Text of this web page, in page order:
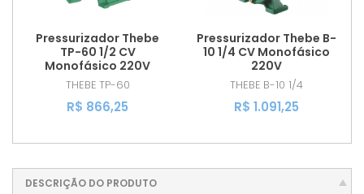
Pressurizador Thebe
TP-60 1/2 CV
Monofásico 220V
THEBE TP-60
R$ 866,25
Pressurizador Thebe B-
10 1/4 CV Monofásico
220V
THEBE B-10 1/4
R$ 1.091,25
DESCRIÇÃO DO PRODUTO